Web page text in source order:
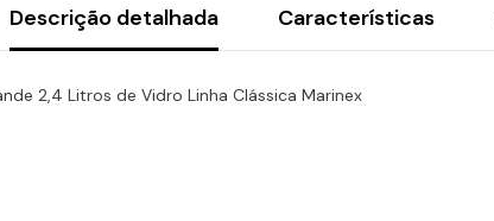
Descrição detalhada Características
2,4 Litros de Vidro Linha Clássica Marinex